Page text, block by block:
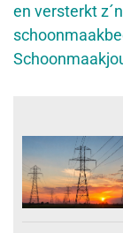
en versterkt